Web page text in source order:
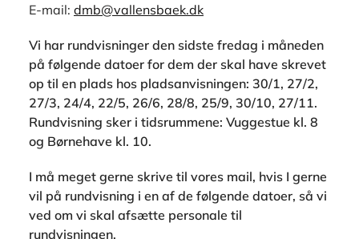
E-mail: dmb@vallensbaek.dk
Vi har rundvisninger den sidste fredag i måneden
på følgende datoer for dem der skal have skrevet
op til en plads hos pladsanvisningen: 30/1, 27/2,
27/3, 24/4, 22/5, 26/6, 28/8, 25/9, 30/10, 27/11.
Rundvisning sker i tidsrummene: Vuggestue kl. 8
og Børnehave kl. 10.
I må meget gerne skrive til vores mail, hvis I gerne
vil på rundvisning i en af de følgende datoer, så vi
ved om vi skal afsætte personale til
rundvisningen.